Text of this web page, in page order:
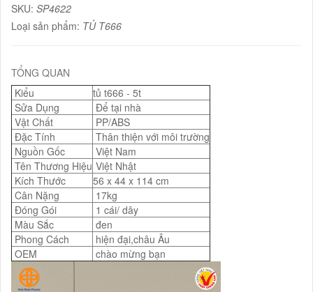
SKU: SP4622
Loại sản phẩm: TỦ T666
TỔNG QUAN
Kiểu
tủ t666 - 5t
Sửa Dụng
Để tại nhà
Vật Chất
PP/ABS
Đặc Tính
Thân thiện với môi trường
Nguồn Gốc
Việt Nam
Tên Thương Hiệu Việt Nhật
Kích Thước
56 x 44 x 114 cm
Cân Nặng
17kg
Đóng Gói
1 cái/ dây
Màu Sắc
đen
Phong Cách
hiện đại,châu Âu
OEM
chào mừng bạn